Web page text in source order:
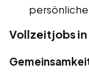
Vollzeitjobs in